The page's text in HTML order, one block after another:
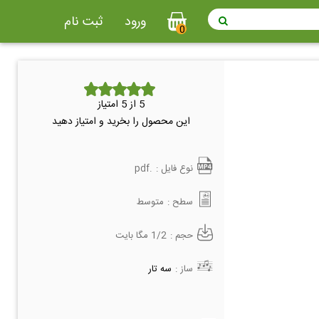
ثبت نام ورود 0
5 از 5 امتیاز
این محصول را بخرید و امتیاز دهید
نوع فایل : .pdf
سطح : متوسط
حجم : 1/2 مگا بایت
ساز : سه تار